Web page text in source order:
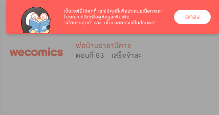
พ่อบ้านราชาปีศาจ
ตอนที่ 53 - เสร็จข้าละ
เว็บไซต์นี้ใช้คุกกี้ เราใช้คุกกี้เพื่อนำเสนอเนื้อหาและ
โฆษณา คลิกเพื่อดูข้อมูลเพิ่มเติม
‘นโยบายคุกกี้’ และ ‘นโยบายความเป็นส่วนตัว’
ตกลง